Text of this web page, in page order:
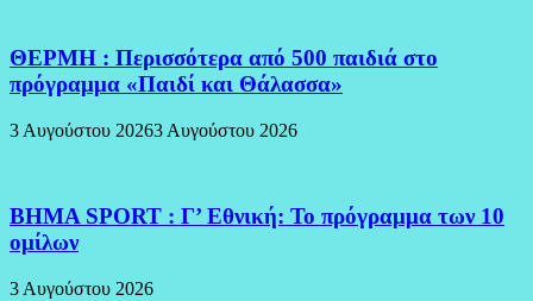
ΘΕΡΜΗ : Περισσότερα από 500 παιδιά στο
πρόγραμμα «Παιδί και Θάλασσα»
3 Αυγούστου 20263 Αυγούστου 2026
BHMA SPORT : Γ’ Εθνική: Το πρόγραμμα των 10
ομίλων
3 Αυγούστου 2026